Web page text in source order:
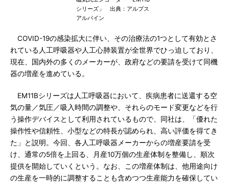
シリーズ」 出典：アルプス
アルパイン
COVID-19の感染拡大に伴い、その治療法の1つとして有効とさ
れている人工呼吸器や人工心肺装置が全世界でひっ迫しており、
現在、国内外の多くのメーカーが、政府などの要請を受けて同機
器の増産を進めている。
EM11Bシリーズは人工呼吸器において、疾病患者に送還する空
気の量／気圧／吸入時間の調整や、それらのモード変更などを行
う操作デバイスとして利用されているもので、同社は、「優れた
操作性や信頼性、小型などの特長が認められ、高い評価を得てき
た」と説明。今回、各人工呼吸器メーカーからの増産要請を受
け、通常の5倍を上回る、月産10万個の生産体制を整備し、順次
提供を開始していくという。なお、この増産体制は、他用途向け
の生産を一時的に調整することも含めつつ生産能力を確保してい